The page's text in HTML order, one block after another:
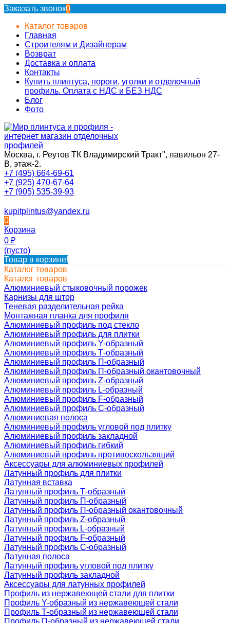
Заказать звонок0
Каталог товаров
Главная
Строителям и Дизайнерам
Возврат
Доставка и оплата
Контакты
Купить плинтуса, пороги, уголки и отделочный
профиль. Оплата с НДС и БЕЗ НДС
Блог
Фото
Москва, г. Реутов ТК Владимирский Тракт", павильон 27-
В, этаж-2.
+7 (495) 664-69-61
+7 (925) 470-67-64
+7 (905) 535-39-93
kupitplintus@yandex.ru
0
Корзина
0 ₽
(пусто)
Товар в корзине!
Каталог товаров
Каталог товаров
Алюминиевый стыковочный порожек
Карнизы для штор
Теневая разделительная рейка
Монтажная планка для профиля
Алюминиевый профиль под стекло
Алюминиевый профиль для плитки
Алюминиевый профиль Y-образный
Алюминиевый профиль Т-образный
Алюминиевый профиль П-образный
Алюминиевый профиль П-образный окантовочный
Алюминиевый профиль Z-образный
Алюминиевый профиль L-образный
Алюминиевый профиль F-образный
Алюминиевый профиль C-образный
Алюминиевая полоса
Алюминиевый профиль угловой под плитку
Алюминиевый профиль закладной
Алюминиевый профиль гибкий
Алюминиевый профиль противоскользящий
Аксессуары для алюминиевых профилей
Латунный профиль для плитки
Латунная вставка
Латунный профиль Т-образный
Латунный профиль П-образный
Латунный профиль П-образный окантовочный
Латунный профиль Z-образный
Латунный профиль L-образный
Латунный профиль F-образный
Латунный профиль C-образный
Латунная полоса
Латунный профиль угловой под плитку
Латунный профиль закладной
Аксессуары для латунных профилей
Профиль из нержавеющей стали для плитки
Профиль Y-образный из нержавеющей стали
Профиль Т-образный из нержавеющей стали
Профиль П-образный из нержавеющей стали